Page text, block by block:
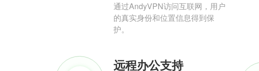
通过AndyVPN访问互联网，用户
的真实身份和位置信息得到保
护。
远程办公支持